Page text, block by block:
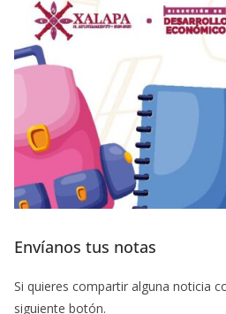
Envíanos tus notas
Si quieres compartir alguna noticia
siguiente botón.